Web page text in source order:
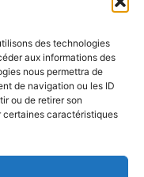
des technologies
aux informations des
nous permettra de
de navigation ou les ID
ou de retirer son
caractéristiques
Nesles-Ormeaux
69 92